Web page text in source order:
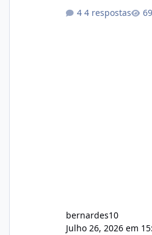
com cerca de 80%
4 respostas
bernardes10
Julho 26, 2026 em